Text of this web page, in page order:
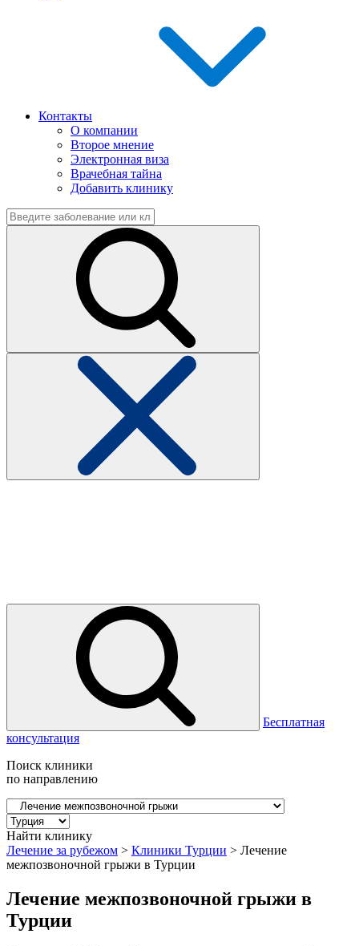
Контакты
О компании
Второе мнение
Электронная виза
Врачебная тайна
Добавить клинику
Бесплатная
консультация
Поиск клиники
по направлению
Найти клинику
Лечение за рубежом > Клиники Турции > Лечение
межпозвоночной грыжи в Турции
Лечение межпозвоночной грыжи в
Турции